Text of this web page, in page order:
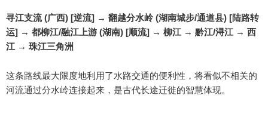
寻江支流 (广西) [逆流] → 翻越分水岭 (湖南城步/通道县) [陆路转
运] → 都柳江/融江上游 (湖南) [顺流] → 柳江 → 黔江/浔江 → 西
江 → 珠江三角洲
这条路线最大限度地利用了水路交通的便利性，将看似不相关的
河流通过分水岭连接起来，是古代长途迁徙的智慧体现。